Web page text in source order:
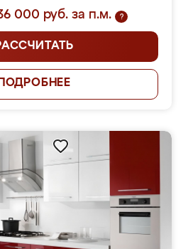
000 руб. за п.м.
?
ПОДРОБНЕЕ